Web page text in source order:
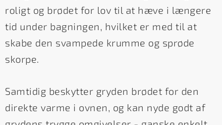
roligt og brødet for lov til at hæve i længere
tid under bagningen, hvilket er med til at
skabe den svampede krumme og sprøde
skorpe.
Samtidig beskytter gryden brødet for den
direkte varme i ovnen, og kan nyde godt af